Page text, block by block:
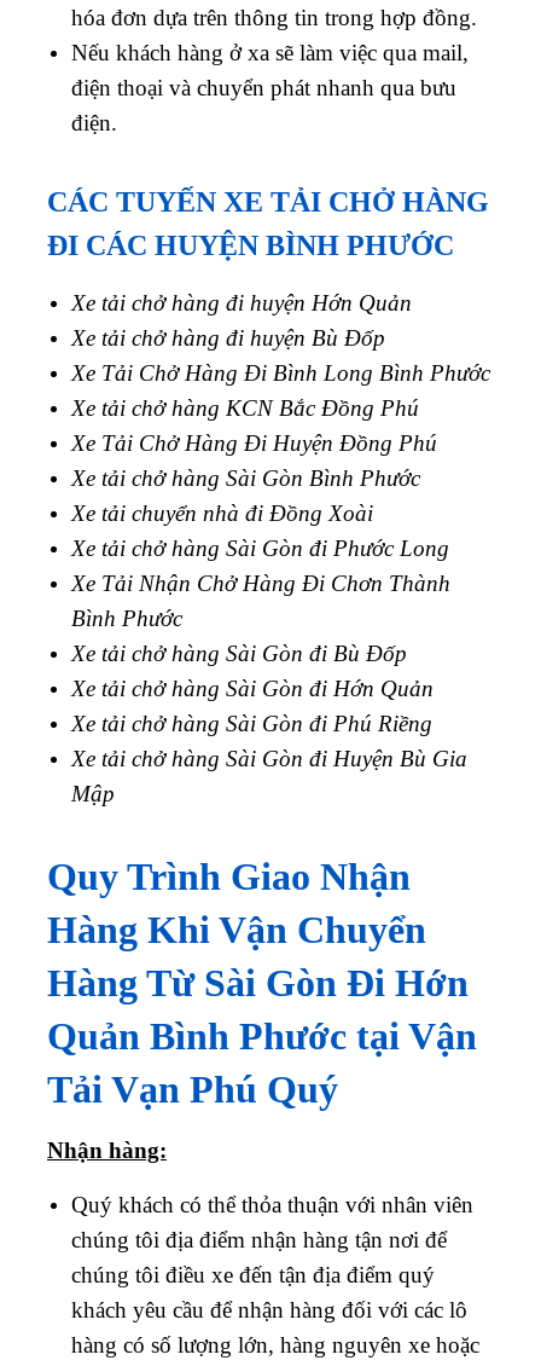
hóa đơn dựa trên thông tin trong hợp đồng.
Nếu khách hàng ở xa sẽ làm việc qua mail,
điện thoại và chuyển phát nhanh qua bưu
điện.
CÁC TUYẾN XE TẢI CHỞ HÀNG
ĐI CÁC HUYỆN BÌNH PHƯỚC
Xe tải chở hàng đi huyện Hớn Quản
Xe tải chở hàng đi huyện Bù Đốp
Xe Tải Chở Hàng Đi Bình Long Bình Phước
Xe tải chở hàng KCN Bắc Đồng Phú
Xe Tải Chở Hàng Đi Huyện Đồng Phú
Xe tải chở hàng Sài Gòn Bình Phước
Xe tải chuyển nhà đi Đồng Xoài
Xe tải chở hàng Sài Gòn đi Phước Long
Xe Tải Nhận Chở Hàng Đi Chơn Thành
Bình Phước
Xe tải chở hàng Sài Gòn đi Bù Đốp
Xe tải chở hàng Sài Gòn đi Hớn Quản
Xe tải chở hàng Sài Gòn đi Phú Riềng
Xe tải chở hàng Sài Gòn đi Huyện Bù Gia
Mập
Quy Trình Giao Nhận
Hàng Khi Vận Chuyển
Hàng Từ Sài Gòn Đi Hớn
Quản Bình Phước tại Vận
Tải Vạn Phú Quý
Nhận hàng:
Quý khách có thể thỏa thuận với nhân viên
chúng tôi địa điểm nhận hàng tận nơi để
chúng tôi điều xe đến tận địa điểm quý
khách yêu cầu để nhận hàng đối với các lô
hàng có số lượng lớn, hàng nguyên xe hoặc